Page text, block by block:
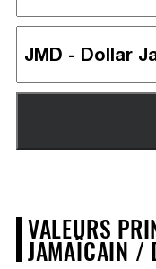
VALEURS
JAMAÏCAIN /